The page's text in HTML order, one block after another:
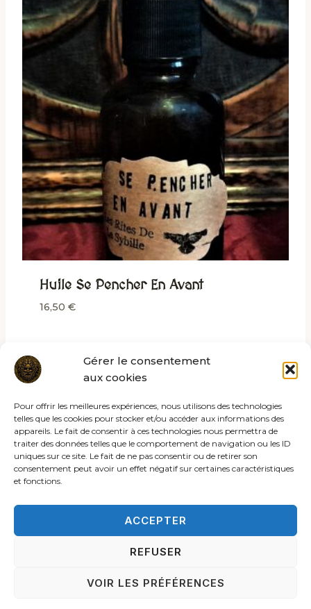
Gérer le consentement
aux cookies
Pour offrir les meilleures expériences, nous utilisons des technologies
telles que les cookies pour stocker et/ou accéder aux informations des
appareils. Le fait de consentir à ces technologies nous permettra de
traiter des données telles que le comportement de navigation ou les ID
uniques sur ce site. Le fait de ne pas consentir ou de retirer son
consentement peut avoir un effet négatif sur certaines caractéristiques
et fonctions.
ACCEPTER
REFUSER
VOIR LES PRÉFÉRENCES
Huile Se Pencher En Avant
16,50 €
© 2026 Les rites de la sybille
ACCUEIL C.G.V.
MENTIONS LÉGALES